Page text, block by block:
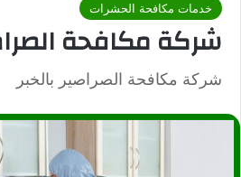
خدمات مكافحة الحشرات
شركة مكافحة
شركة مكافحة الصراصير بالخبر